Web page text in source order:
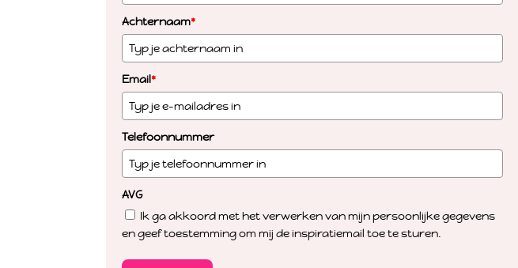
Achternaam*
Email*
Telefoonnummer
AVG
Ik ga akkoord met het verwerken van mijn persoonlijke gegevens
en geef toestemming om mij de inspiratiemail toe te sturen.